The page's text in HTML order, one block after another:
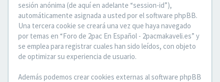
sesión anónima (de aquí en adelante “session-id”),
automáticamente asignada a usted por el software phpBB.
Una tercera cookie se creará una vez que haya navegado
por temas en “Foro de 2pac En Español - 2pacmakaveli.es” y
se emplea para registrar cuales han sido leídos, con objeto
de optimizar su experiencia de usuario.
Además podemos crear cookies externas al software phpBB